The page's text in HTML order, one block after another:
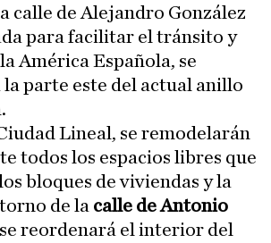
calle de Alejandro González
para facilitar el tránsito y
América Española, se
parte este del actual anillo
Lineal, se remodelarán
todos los espacios libres que
bloques de viviendas y la
de la calle de Antonio
reordenará el interior del